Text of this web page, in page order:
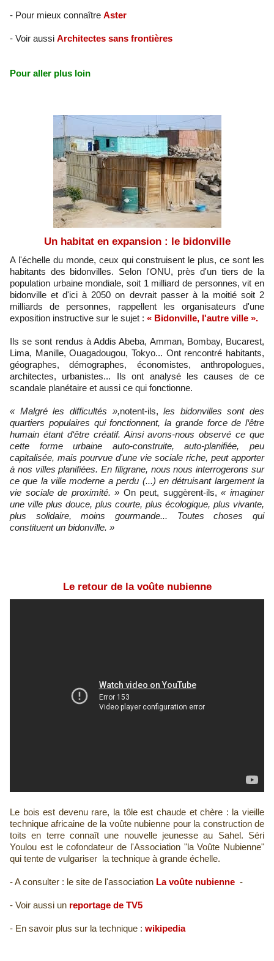
- Pour mieux connaître Aster
- Voir aussi Architectes sans frontières
Pour aller plus loin
Un habitat en expansion : le bidonville
A l'échelle du monde, ceux qui construisent le plus, ce sont les
habitants des bidonvilles. Selon l'ONU, près d'un tiers de la
population urbaine mondiale, soit 1 milliard de personnes, vit en
bidonville et d'ici à 2050 on devrait passer à la moitié soit 2
milliards de personnes, rappellent les organisateurs d'une
exposition instructive sur le sujet : « Bidonville, l'autre ville ».
Ils se sont rendus à Addis Abeba, Amman, Bombay, Bucarest,
Lima, Manille, Ouagadougou, Tokyo... Ont rencontré habitants,
géographes, démographes, économistes, anthropologues,
architectes, urbanistes... Ils ont analysé les causes de ce
scandale planétaire et aussi ce qui fonctionne.
« Malgré les difficultés »,notent-ils,les bidonvilles sont des
quartiers populaires qui fonctionnent, la grande force de l‘être
humain étant d‘être créatif. Ainsi avons-nous observé ce que
cette forme urbaine auto-construite, auto-planifiée, peu
capitalisée, mais pourvue d'une vie sociale riche, peut apporter
à nos villes planifiées. En filigrane, nous nous interrogerons sur
ce que la ville moderne a perdu (...) en détruisant largement la
vie sociale de proximité. » On peut, suggèrent-ils,« imaginer
une ville plus douce, plus courte, plus écologique, plus vivante,
plus solidaire, moins gourmande... Toutes choses qui
constituent un bidonville. »
Le retour de la voûte nubienne
Le bois est devenu rare, la tôle est chaude et chère : la vieille
technique africaine de la voûte nubienne pour la construction de
toits en terre connaît une nouvelle jeunesse au Sahel. Séri
Youlou est le cofondateur de l'Association "la Voûte Nubienne"
qui tente de vulgariser la technique à grande échelle.
- A consulter : le site de l'association La voûte nubienne -
- Voir aussi un reportage de TV5
- En savoir plus sur la technique : wikipedia